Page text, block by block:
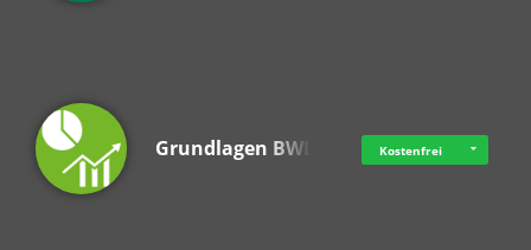
Grundlagen BWL Kostenfrei